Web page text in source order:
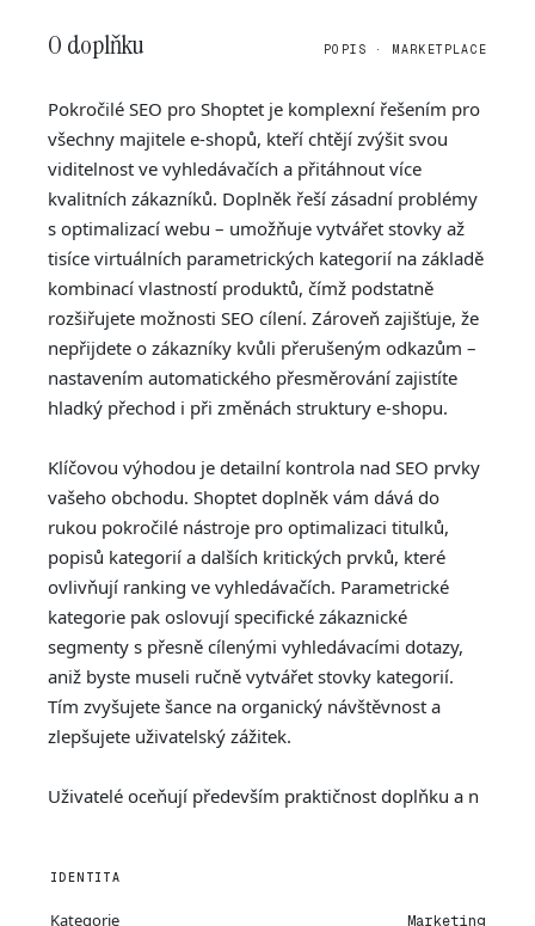
O doplňku POPIS · MARKETPLACE
Pokročilé SEO pro Shoptet je komplexní řešením pro
všechny majitele e-shopů, kteří chtějí zvýšit svou
viditelnost ve vyhledávačích a přitáhnout více
kvalitních zákazníků. Doplněk řeší zásadní problémy
s optimalizací webu – umožňuje vytvářet stovky až
tisíce virtuálních parametrických kategorií na základě
kombinací vlastností produktů, čímž podstatně
rozšiřujete možnosti SEO cílení. Zároveň zajišťuje, že
nepřijdete o zákazníky kvůli přerušeným odkazům –
nastavením automatického přesměrování zajistíte
hladký přechod i při změnách struktury e-shopu.
Klíčovou výhodou je detailní kontrola nad SEO prvky
vašeho obchodu. Shoptet doplněk vám dává do
rukou pokročilé nástroje pro optimalizaci titulků,
popisů kategorií a dalších kritických prvků, které
ovlivňují ranking ve vyhledávačích. Parametrické
kategorie pak oslovují specifické zákaznické
segmenty s přesně cílenými vyhledávacími dotazy,
aniž byste museli ručně vytvářet stovky kategorií.
Tím zvyšujete šance na organický návštěvnost a
zlepšujete uživatelský zážitek.
Uživatelé oceňují především praktičnost doplňku a n
IDENTITA
Kategorie Marketing